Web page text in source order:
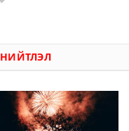
НИЙТЛЭЛ